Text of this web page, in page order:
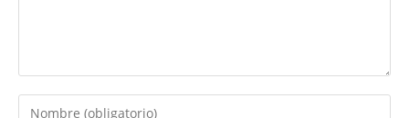
Introduce